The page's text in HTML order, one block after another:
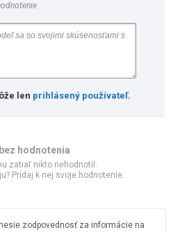
len prihlásený používateľ.
hodnotenia
zatiaľ nikto nehodnotil.
Pridaj k nej svoje hodnotenie.
zodpovednosť za informácie na